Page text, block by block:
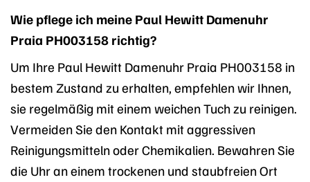
Wie pflege ich meine Paul Hewitt Damenuhr
Praia PH003158 richtig?
Um Ihre Paul Hewitt Damenuhr Praia PH003158 in
bestem Zustand zu erhalten, empfehlen wir Ihnen,
sie regelmäßig mit einem weichen Tuch zu reinigen.
Vermeiden Sie den Kontakt mit aggressiven
Reinigungsmitteln oder Chemikalien. Bewahren Sie
die Uhr an einem trockenen und staubfreien Ort